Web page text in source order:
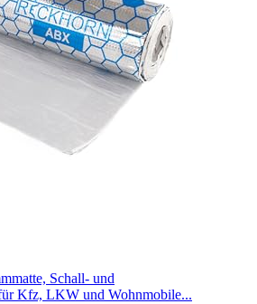
Schall- und
Kfz, LKW und Wohnmobile...